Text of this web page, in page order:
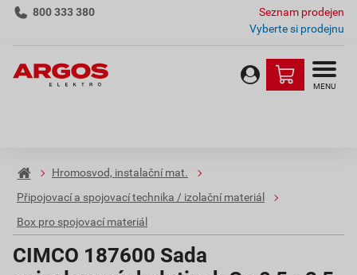
800 333 380
Seznam prodejen
Vyberte si prodejnu
MENU
Hromosvod, instalační mat.
Připojovací a spojovací technika / izolační materiál
Box pro spojovací materiál
CIMCO 187600 Sada